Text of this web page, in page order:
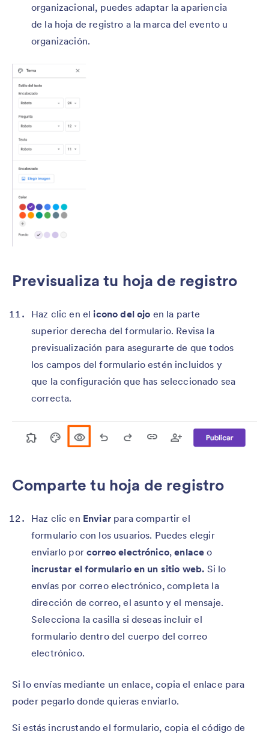
organizacional, puedes adaptar la apariencia
de la hoja de registro a la marca del evento u
organización.
Previsualiza tu hoja de registro
Haz clic en elicono del ojo en la parte
superior derecha del formulario. Revisa la
previsualización para asegurarte de que todos
los campos del formulario estén incluidos y
que la configuración que has seleccionado sea
correcta.
Comparte tu hoja de registro
Haz clic en Enviarpara compartir el
formulario con los usuarios. Puedes elegir
enviarlo porcorreo electrónico,enlace o
incrustar el formulario en un sitio web. Si lo
envías por correo electrónico, completa la
dirección de correo, el asunto y el mensaje.
Selecciona la casilla si deseas incluir el
formulario dentro del cuerpo del correo
electrónico.
Si lo envías mediante un enlace, copia el enlace para
poder pegarlo donde quieras enviarlo.
Si estás incrustando el formulario, copia el código de